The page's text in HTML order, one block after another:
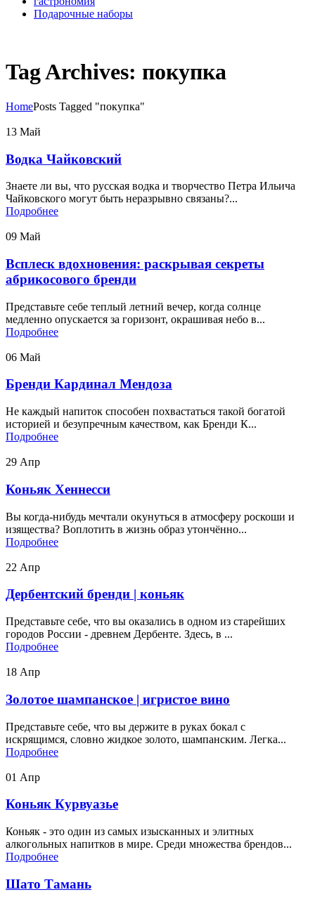
Подарочные наборы
Tag Archives: покупка
HomePosts Tagged "покупка"
13 Май
Водка Чайковский
Знаете ли вы, что русская водка и творчество Петра Ильича
Чайковского могут быть неразрывно связаны?...
Подробнее
09 Май
Всплеск вдохновения: раскрывая секреты
абрикосового бренди
Представьте себе теплый летний вечер, когда солнце
медленно опускается за горизонт, окрашивая небо в...
Подробнее
06 Май
Бренди Кардинал Мендоза
Не каждый напиток способен похвастаться такой богатой
историей и безупречным качеством, как Бренди К...
Подробнее
29 Апр
Коньяк Хеннесси
Вы когда-нибудь мечтали окунуться в атмосферу роскоши и
изящества? Воплотить в жизнь образ утончённо...
Подробнее
22 Апр
Дербентский бренди | коньяк
Представьте себе, что вы оказались в одном из старейших
городов России - древнем Дербенте. Здесь, в ...
Подробнее
18 Апр
Золотое шампанское | игристое вино
Представьте себе, что вы держите в руках бокал с
искрящимся, словно жидкое золото, шампанским. Легка...
Подробнее
01 Апр
Коньяк Курвуазье
Коньяк - это один из самых изысканных и элитных
алкогольных напитков в мире. Среди множества брендов...
Подробнее
Шато Тамань